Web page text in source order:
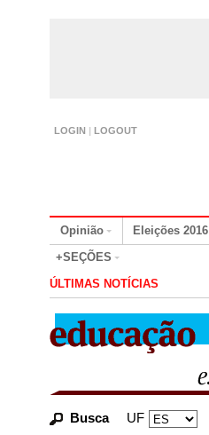
LOGIN | LOGOUT
Opinião Eleições 2016
+SEÇÕES
ÚLTIMAS NOTÍCIAS
Busca UF